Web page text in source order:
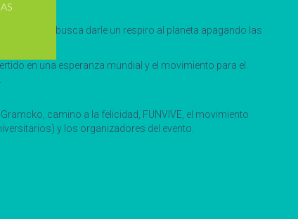
lo que se busca darle un respiro al planeta apagando las
en una esperanza mundial y el movimiento para el
camino a la felicidad, FUNVIVE, el movimiento
y los organizadores del evento.